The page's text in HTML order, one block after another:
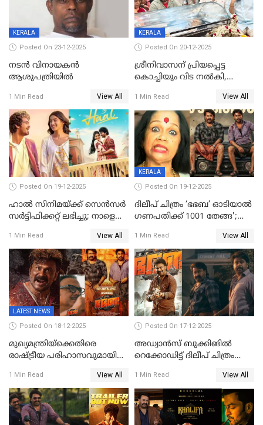
KERALA
Posted On 23-12-2025
നടൻ വിനായകൻ
ആശുപത്രിയിൽ
1 Min Read View All
KERALA
Posted On 20-12-2025
ശ്രീനിവാസന് പ്രിയപ്പെട്ട
കൊച്ചിയും വിട നൽകി,
സംസ്കാരം നാളെ
1 Min Read View All
Posted On 19-12-2025
ഹാല്‍ സിനിമയ്ക്ക് സെന്‍സര്‍
സര്‍ട്ടിഫിക്കറ്റ് ലഭിച്ചു; നാളെ
1 Min Read View All
KERALA
Posted On 19-12-2025
ദിലീപ് ചിത്രം ‘ഭഭബ’ ഓടിയാൽ
ഗണപതിക്ക് 1001 തേങ്ങ';
1 Min Read View All
LATEST NEWS
Posted On 18-12-2025
മുഖ്യമന്ത്രിയ്ക്കെതിരെ
രാഷ്ട്രീയ പരിഹാസവുമായി
1 Min Read View All
Posted On 17-12-2025
അഡ്വാൻസ് ബുക്കിങിൽ
റെക്കോഡിട്ട് ദിലീപ് ചിത്രം
റെക്കോർഡ് വിൽപ്പന;
മണിക്കൂറില്‍ വിറ്റത്
1000ത്തിന് മുകളിൽ ടിക്കറ്റ്
1 Min Read View All